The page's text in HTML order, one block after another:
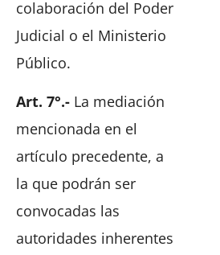
colaboración del Poder
Judicial o el Ministerio
Público.
Art. 7°.- La mediación
mencionada en el
artículo precedente, a
la que podrán ser
convocadas las
autoridades inherentes